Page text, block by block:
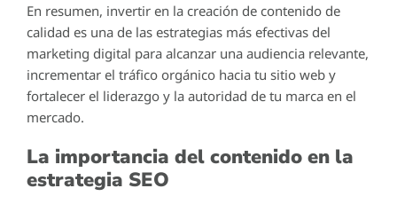
En resumen, invertir en la creación de contenido de
calidad es una de las estrategias más efectivas del
marketing digital para alcanzar una audiencia relevante,
incrementar el tráfico orgánico hacia tu sitio web y
fortalecer el liderazgo y la autoridad de tu marca en el
mercado.
La importancia del contenido en la
estrategia SEO